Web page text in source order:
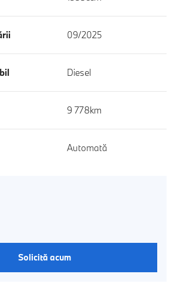
09/2025
Diesel
9 778km
Automată
Solicită acum